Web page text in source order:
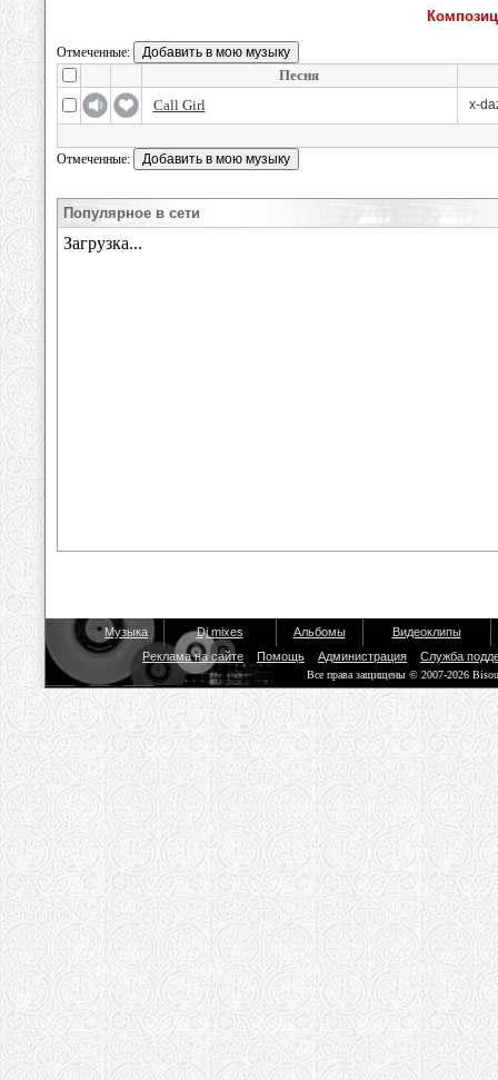
Отмеченные:
Песня
Call Girl
x-
Отмеченные:
Популярное в сети
Музыка Dj mixes Альбомы
Видеоклипы
Реклама на сайте
Помощь Администрация Служба
Все права защищены © 2007-2026